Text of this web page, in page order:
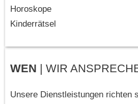
Horoskope
Kinderrätsel
WEN | WIR
Unsere Dienstleistungen richten